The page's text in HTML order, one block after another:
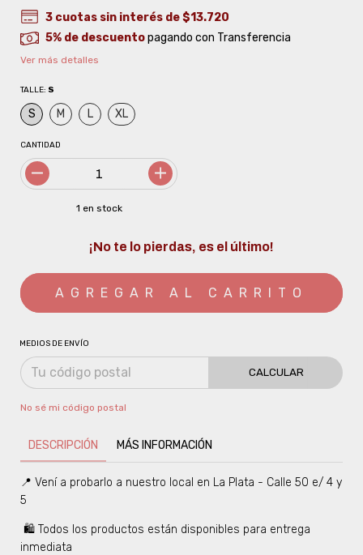
3 cuotas sin interés de$13.720
5% de descuentopagando con Transferencia
Ver más detalles
TALLE: S
S M L XL
CANTIDAD
1 en stock
¡No te lo pierdas, es el último!
MEDIOS DE ENVÍO
CALCULAR
No sé mi código postal
DESCRIPCIÓN MÁS INFORMACIÓN
📍 Vení a probarlo a nuestro local en La Plata - Calle 50 e/ 4 y
5
🛍️ Todos los productos están disponibles para entrega
inmediata